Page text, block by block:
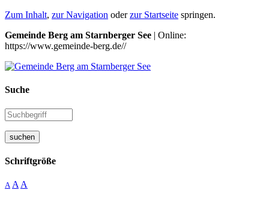
Zum Inhalt, zur Navigation oderzur Startseite springen.
Gemeinde Berg am Starnberger See | Online:
https://www.gemeinde-berg.de//
Suche
suchen
Schriftgröße
A A A